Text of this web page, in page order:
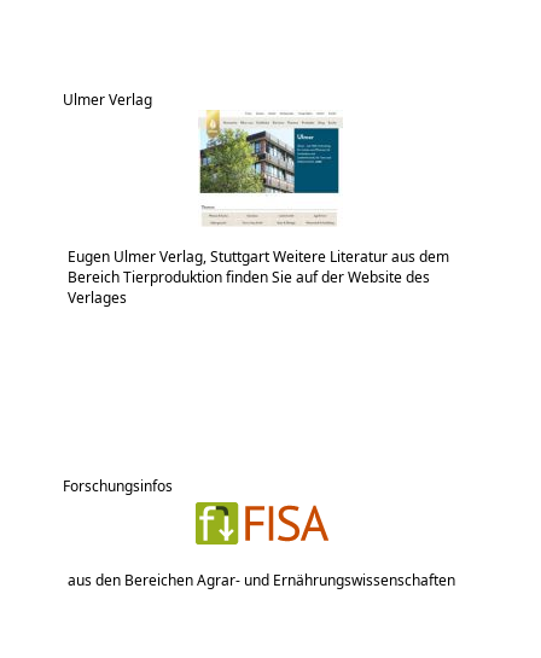
Ulmer Verlag
Eugen Ulmer Verlag, Stuttgart Weitere Literatur aus dem
Bereich Tierproduktion finden Sie auf der Website des
Verlages
Forschungsinfos
aus den Bereichen Agrar- und Ernährungswissenschaften